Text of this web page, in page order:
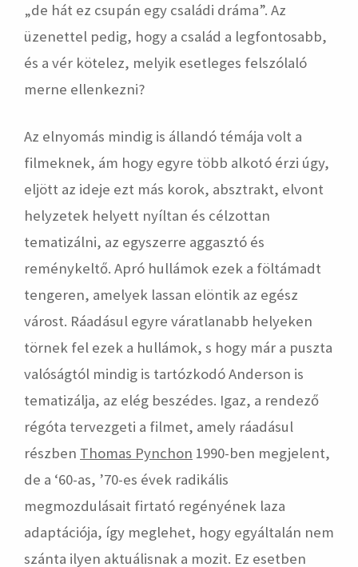
„de hát ez csupán egy családi dráma”. Az
üzenettel pedig, hogy a család a legfontosabb,
és a vér kötelez, melyik esetleges felszólaló
merne ellenkezni?
Az elnyomás mindig is állandó témája volt a
filmeknek, ám hogy egyre több alkotó érzi úgy,
eljött az ideje ezt más korok, absztrakt, elvont
helyzetek helyett nyíltan és célzottan
tematizálni, az egyszerre aggasztó és
reménykeltő. Apró hullámok ezek a föltámadt
tengeren, amelyek lassan elöntik az egész
várost. Ráadásul egyre váratlanabb helyeken
törnek fel ezek a hullámok, s hogy már a puszta
valóságtól mindig is tartózkodó Anderson is
tematizálja, az elég beszédes. Igaz, a rendező
régóta tervezgeti a filmet, amely ráadásul
részben Thomas Pynchon 1990-ben megjelent,
de a ‘60-as, ’70-es évek radikális
megmozdulásait firtató regényének laza
adaptációja, így meglehet, hogy egyáltalán nem
szánta ilyen aktuálisnak a mozit. Ez esetben